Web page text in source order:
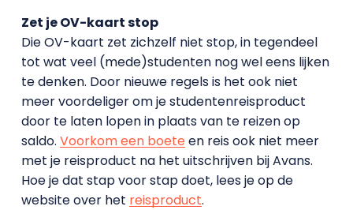
Zet je OV-kaart stop
Die OV-kaart zet zichzelf niet stop, in tegendeel
tot wat veel (mede)studenten nog wel eens lijken
te denken. Door nieuwe regels is het ook niet
meer voordeliger om je studentenreisproduct
door te laten lopen in plaats van te reizen op
saldo. Voorkom een boeteen reis ook niet meer
met je reisproduct na het uitschrijven bij Avans.
Hoe je dat stap voor stap doet, lees je op de
website over het reisproduct.